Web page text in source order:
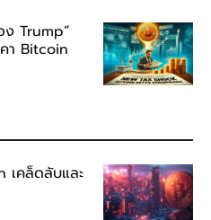
Trump”
า Bitcoin
เคล็ดลับและ